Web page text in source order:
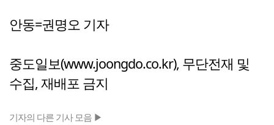
안동=권명오 기자
중도일보(www.joongdo.co.kr), 무단전재 및
수집, 재배포 금지
기자의 다른 기사 모음 ▶